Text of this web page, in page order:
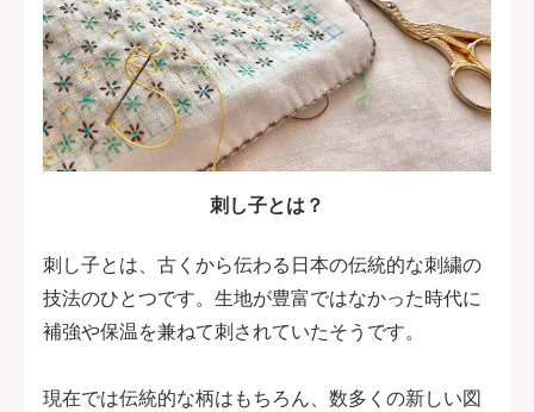
刺し子とは？
刺し子とは、古くから伝わる日本の伝統的な刺繍の
技法のひとつです。生地が豊富ではなかった時代に
補強や保温を兼ねて刺されていたそうです。
現在では伝統的な柄はもちろん、数多くの新しい図